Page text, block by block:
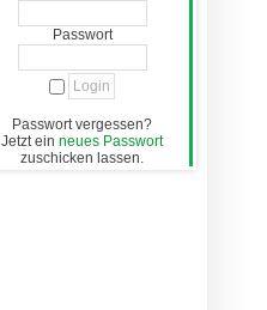
Passwort
Passwort vergessen?
Jetzt einneues Passwort
zuschicken lassen.